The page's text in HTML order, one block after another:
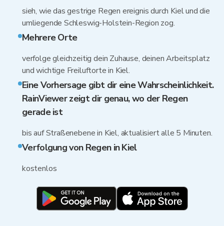
sieh, wie das gestrige Regen ereignis durch Kiel und die
umliegende Schleswig-Holstein-Region zog.
Mehrere Orte
verfolge gleichzeitig dein Zuhause, deinen Arbeitsplatz
und wichtige Freiluftorte in Kiel.
Eine Vorhersage gibt dir eine Wahrscheinlichkeit.
RainViewer zeigt dir genau, wo der Regen
gerade ist
bis auf Straßenebene in Kiel, aktualisiert alle 5 Minuten.
Verfolgung von Regen in Kiel
kostenlos